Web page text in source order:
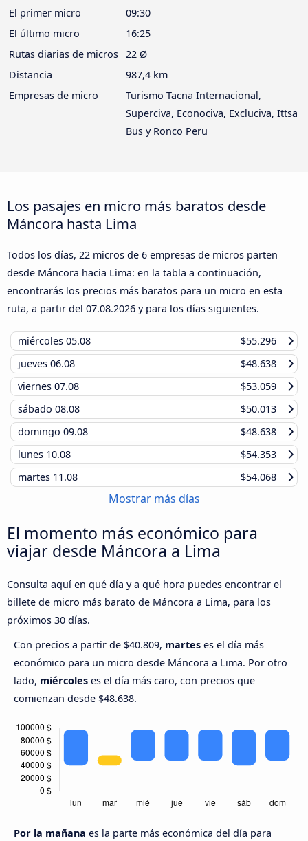
El primer micro
09:30
El último micro
16:25
Rutas diarias de micros 22 Ø
Distancia
987,4 km
Empresas de micro
Turismo Tacna Internacional,
Superciva, Econociva, Excluciva, Ittsa
Bus y Ronco Peru
Los pasajes en micro más baratos desde
Máncora hasta Lima
Todos los días, 22 micros de 6 empresas de micros parten
desde Máncora hacia Lima: en la tabla a continuación,
encontrarás los precios más baratos para un micro en esta
ruta, a partir del 07.08.2026 y para los días siguientes.
miércoles 05.08
$55.296
jueves 06.08
$48.638
viernes 07.08
$53.059
sábado 08.08
$50.013
domingo 09.08
$48.638
lunes 10.08
$54.353
martes 11.08 $54.068
Mostrar más días
El momento más económico para
viajar desde Máncora a Lima
Consulta aquí en qué día y a qué hora puedes encontrar el
billete de micro más barato de Máncora a Lima, para los
próximos 30 días.
Con precios a partir de $40.809, martes es el día más
económico para un micro desde Máncora a Lima. Por otro
lado, miércoles es el día más caro, con precios que
comienzan desde $48.638.
Por la mañana es la parte más económica del día para